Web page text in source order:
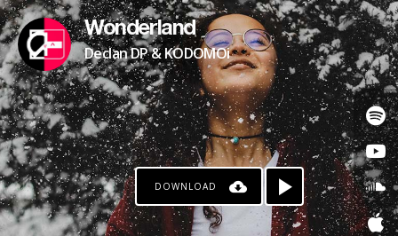
Wonderland
Declan DP & KODOMOi
DOWNLOAD